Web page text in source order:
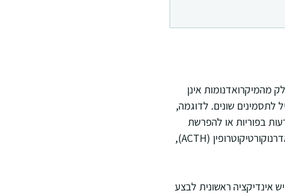
מהמיקרואדנומות אינן
לתסמינים שונים. לדוגמה,
בפוריות או להפרשת
חלב. מיקרואדנומות מסוג אחר יכולות להיות קשורות להפרשה עודפת של הורמוני גדילה או אדרנוקורטיקוטרופין (ACTH),
אינדיקציה ראשונית לבצע